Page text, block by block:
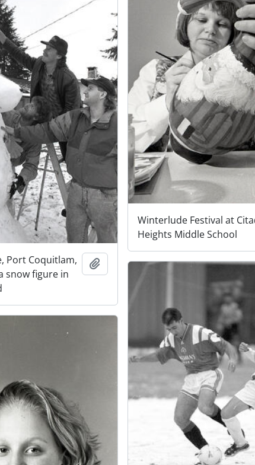
Port Coquitlam,
snow figure in
Adicionar à área de transferência
Winterlude Festival at
Heights Middle School